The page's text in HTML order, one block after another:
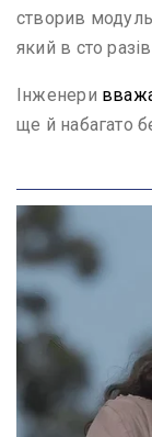
створив
який в сто
Інженери
ще й набагато